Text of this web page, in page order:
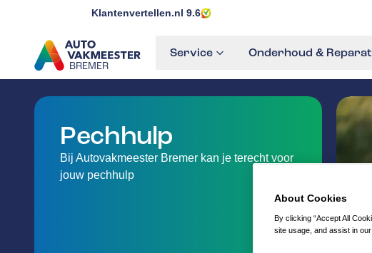
Klantenvertellen.nl 9.6
BREMER
GA NAAR DE HOMEPAGINA
Service Onderhoud &
Pechhulp
Bij Autovakmeester Bremer kan je terecht voor
jouw pechhulp
About Cookies
By clicking “Accept All
site usage, and assist in